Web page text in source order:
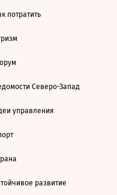
потратить
Северо-Запад
управления
развитие